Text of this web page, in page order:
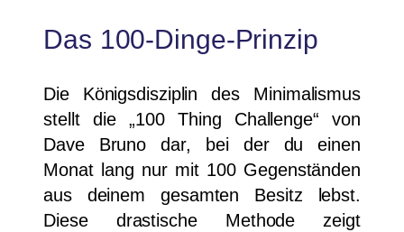
Das 100-Dinge-Prinzip
Die Königsdisziplin des Minimalismus
stellt die „100 Thing Challenge“ von
Dave Bruno dar, bei der du einen
Monat lang nur mit 100 Gegenständen
aus deinem gesamten Besitz lebst.
Diese drastische Methode zeigt